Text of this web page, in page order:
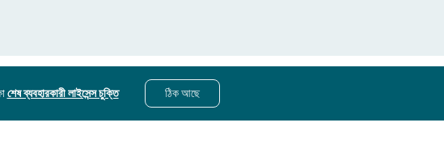
শেষ ব্যবহারকারী লাইসেন্স চুক্তি ঠিক আছে